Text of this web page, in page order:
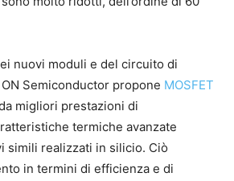
nuovi moduli e del circuito di
Semiconductor propone MOSFET
migliori prestazioni di
termiche avanzate
simili realizzati in silicio. Ciò
in termini di efficienza e di